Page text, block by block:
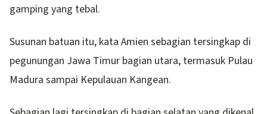
gamping yang tebal.
Susunan batuan itu, kata Amien sebagian tersingkap di
pegunungan Jawa Timur bagian utara, termasuk Pulau
Madura sampai Kepulauan Kangean.